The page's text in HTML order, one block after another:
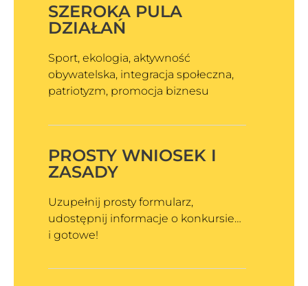
SZEROKA PULA
DZIAŁAŃ
Sport, ekologia, aktywność
obywatelska, integracja społeczna,
patriotyzm, promocja biznesu
PROSTY WNIOSEK I
ZASADY
Uzupełnij prosty formularz,
udostępnij informacje o konkursie…
i gotowe!